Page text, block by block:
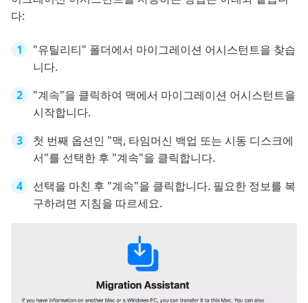
다:
"유틸리티" 폴더에서 마이그레이션 어시스턴트을 찾습
니다.
"계속"을 클릭하여 맥에서 마이그레이션 어시스턴트을
시작합니다.
첫 번째 옵션인 "맥, 타임머신 백업 또는 시동 디스크에
서"를 선택한 후 "계속"을 클릭합니다.
선택을 마친 후 "계속"을 클릭합니다. 필요한 정보를 복
구하려면 지침을 따르세요.